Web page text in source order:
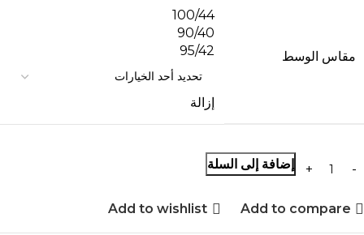
مقاس الوسط
100/44
90/40
95/42
إزالة
إضافة إلى السلة
Add to compare
Add to wishlist